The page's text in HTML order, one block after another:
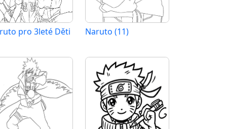
pro 3leté Děti Naruto (11)